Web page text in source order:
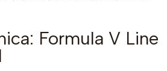
Formula V Line